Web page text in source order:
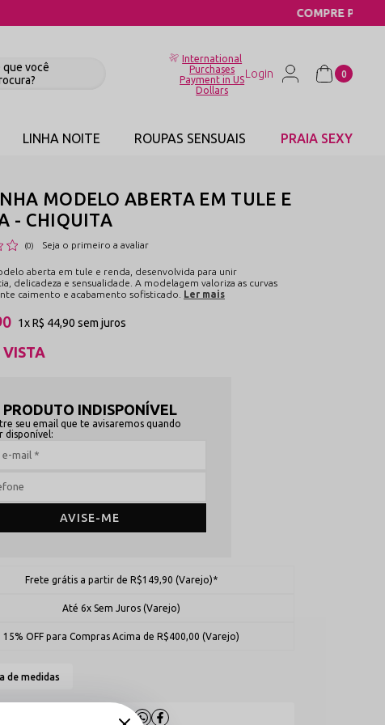
International
Purchases
Payment in US
Dollars
0
LINHA NOITE ROUPAS SENSUAIS PRAIA SEXY
MODELO ABERTA EM TULE E
- CHIQUITA
(0) Seja o primeiro a avaliar
aberta em tule e renda, desenvolvida para unir
delicadeza e sensualidade. A modelagem valoriza as curvas
caimento e acabamento sofisticado.
Ler mais
VISTA
1xR$ 44,90 sem juros
PRODUTO INDISPONÍVEL
seu email que te avisaremos quando
disponível:
AVISE-ME
Frete grátis a partir de R$149,90 (Varejo)*
Até 6x Sem Juros (Varejo)
15% OFF para Compras Acima de R$400,00 (Varejo)
de medidas
Compartilhe: